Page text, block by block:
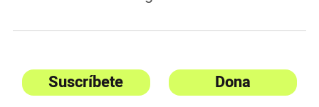
Suscríbete Dona